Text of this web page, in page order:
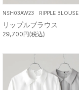
NSH03AW23 RIPPLE BLOUSE
リップルブラウス
29,700円(税込)